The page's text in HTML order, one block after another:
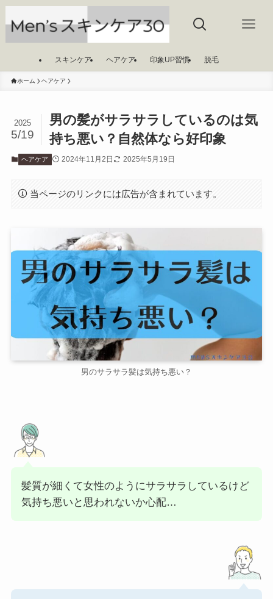
スキンケア ヘアケア 印象UP習慣 脱毛
ホーム ヘアケア
男の髪がサラサラしているのは気
持ち悪い？自然体なら好印象
2025
5/19
ヘアケア 2024年11月2日 2025年5月19日
当ページのリンクには広告が含まれています。
男のサラサラ髪は気持ち悪い？
髪質が細くて女性のようにサラサラしているけど
気持ち悪いと思われないか心配…